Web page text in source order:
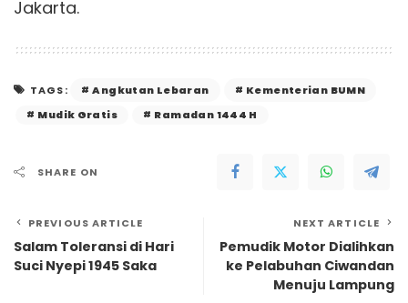
Jakarta.
TAGS: Angkutan Lebaran
Kementerian BUMN
Mudik Gratis
Ramadan 1444 H
SHARE ON
PREVIOUS ARTICLE
Salam Toleransi di Hari
Suci Nyepi 1945 Saka
NEXT ARTICLE
Pemudik Motor Dialihkan
ke Pelabuhan Ciwandan
Menuju Lampung